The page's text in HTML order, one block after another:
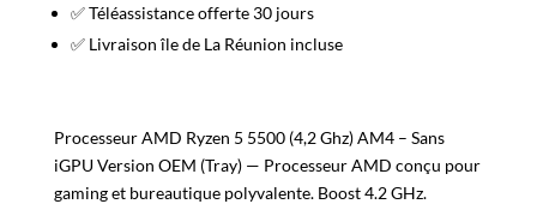
✅ Téléassistance offerte 30 jours
✅ Livraison île de La Réunion incluse
Processeur AMD Ryzen 5 5500 (4,2 Ghz) AM4 – Sans
iGPU Version OEM (Tray) — Processeur AMD conçu pour
gaming et bureautique polyvalente. Boost 4.2 GHz.